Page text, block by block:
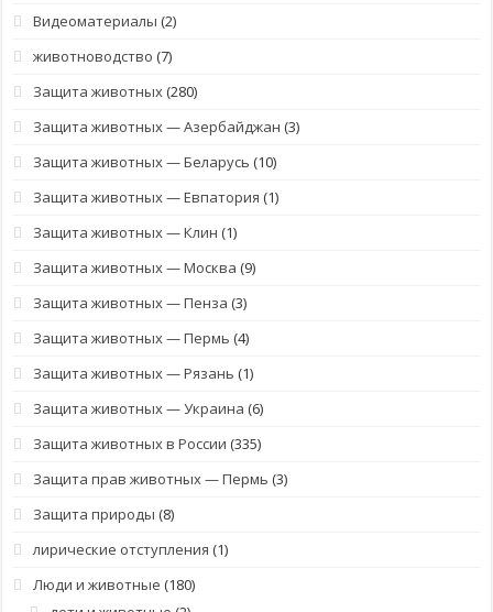
Видеоматериалы (2)
животноводство (7)
Защита животных(280)
Защита животных — Азербайджан (3)
Защита животных — Беларусь (10)
Защита животных — Евпатория (1)
Защита животных — Клин (1)
Защита животных — Москва (9)
Защита животных — Пенза (3)
Защита животных — Пермь (4)
Защита животных — Рязань (1)
Защита животных — Украина (6)
Защита животных в России (335)
Защита прав животных — Пермь (3)
Защита природы (8)
лирические отступления (1)
Люди и животные (180)